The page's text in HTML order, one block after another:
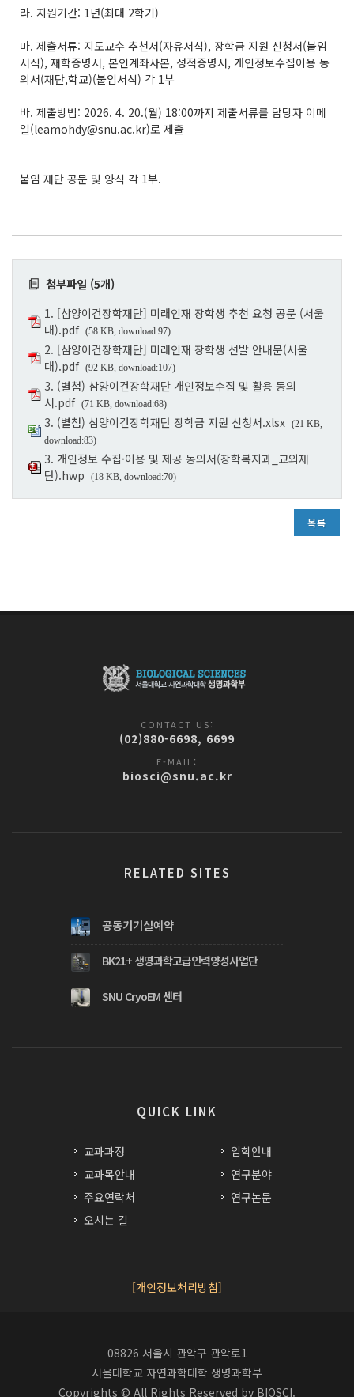
라. 지원기간: 1년(최대 2학기)
마. 제출서류: 지도교수 추천서(자유서식), 장학금 지원 신청서(붙임
서식), 재학증명서, 본인계좌사본, 성적증명서, 개인정보수집이용 동
의서(재단,학교)(붙임서식) 각 1부
바. 제출방법: 2026. 4. 20.(월) 18:00까지 제출서류를 담당자 이메
일(leamohdy@snu.ac.kr)로 제출
붙임 재단 공문 및 양식 각 1부.
첨부파일 (5개)
1. [삼양이건장학재단] 미래인재 장학생 추천 요청 공문 (서울
대).pdf (58 KB, download:97)
2. [삼양이건장학재단] 미래인재 장학생 선발 안내문(서울
대).pdf (92 KB, download:107)
3. (별첨) 삼양이건장학재단 개인정보수집 및 활용 동의
서.pdf (71 KB, download:68)
3. (별첨) 삼양이건장학재단 장학금 지원 신청서.xlsx (21 KB,
download:83)
3. 개인정보 수집·이용 및 제공 동의서(장학복지과_교외재
단).hwp
(18 KB, download:70)
목록
CONTACT US:
(02)880-6698, 6699
E-MAIL:
biosci@snu.ac.kr
RELATED SITES
공동기기실예약
BK21+ 생명과학고급인력양성사업단
SNU CryoEM 센터
QUICK LINK
교과과정
교과목안내
주요연락처
오시는 길
입학안내
연구분야
연구논문
[개인정보처리방침]
08826 서울시 관악구 관악로1
서울대학교 자연과학대학 생명과학부
Copyrights © All Rights Reserved by BIOSCI.